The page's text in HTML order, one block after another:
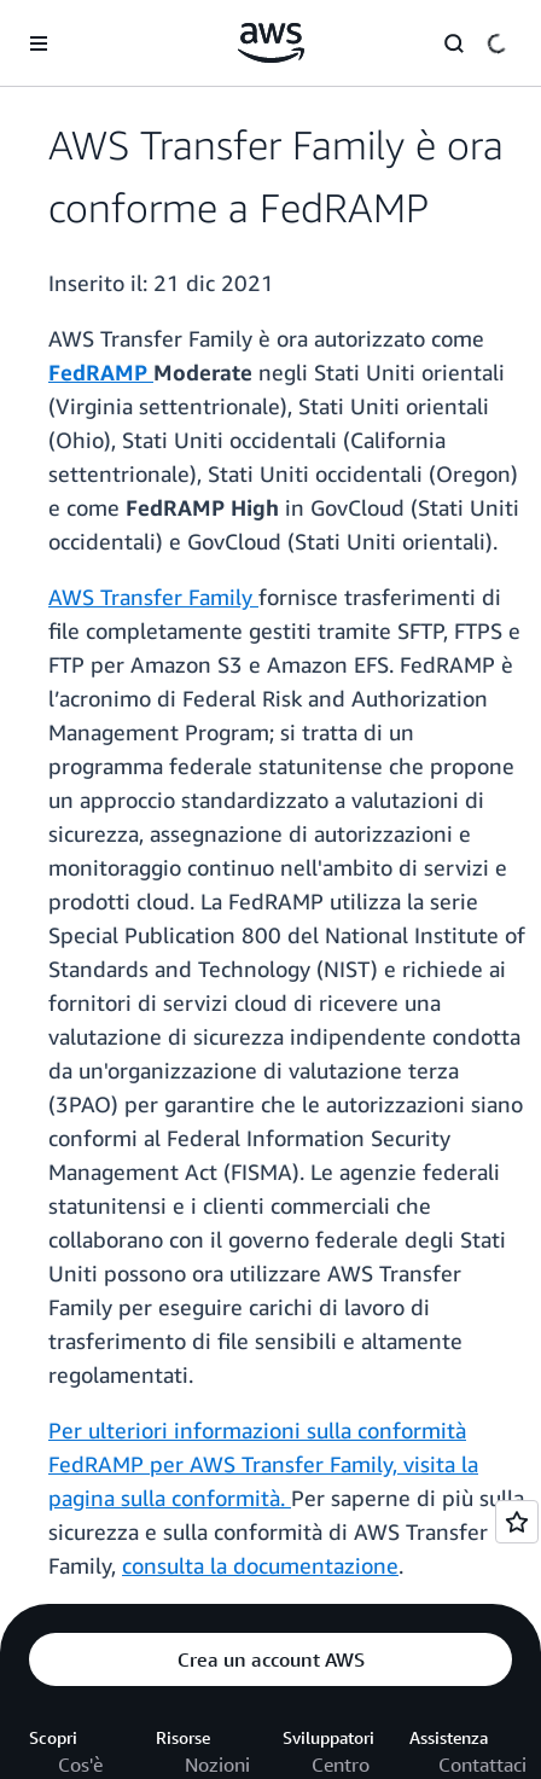
AWS Transfer Family è ora
conforme a FedRAMP
Inserito il: 21 dic 2021
AWS Transfer Family è ora autorizzato come
FedRAMP Moderate negli Stati Uniti orientali
(Virginia settentrionale), Stati Uniti orientali
(Ohio), Stati Uniti occidentali (California
settentrionale), Stati Uniti occidentali (Oregon)
e come FedRAMP High in GovCloud (Stati Uniti
occidentali) e GovCloud (Stati Uniti orientali).
AWS Transfer Family fornisce trasferimenti di
file completamente gestiti tramite SFTP, FTPS e
FTP per Amazon S3 e Amazon EFS. FedRAMP è
l’acronimo di Federal Risk and Authorization
Management Program; si tratta di un
programma federale statunitense che propone
un approccio standardizzato a valutazioni di
sicurezza, assegnazione di autorizzazioni e
monitoraggio continuo nell'ambito di servizi e
prodotti cloud. La FedRAMP utilizza la serie
Special Publication 800 del National Institute of
Standards and Technology (NIST) e richiede ai
fornitori di servizi cloud di ricevere una
valutazione di sicurezza indipendente condotta
da un'organizzazione di valutazione terza
(3PAO) per garantire che le autorizzazioni siano
conformi al Federal Information Security
Management Act (FISMA). Le agenzie federali
statunitensi e i clienti commerciali che
collaborano con il governo federale degli Stati
Uniti possono ora utilizzare AWS Transfer
Family per eseguire carichi di lavoro di
trasferimento di file sensibili e altamente
regolamentati.
Per ulteriori informazioni sulla conformità
FedRAMP per AWS Transfer Family, visita la
pagina sulla conformità. Per saperne di più sulla
sicurezza e sulla conformità di AWS Transfer
Family, consulta la documentazione.
Crea un account AWS
Scopri
Cos'è
Risorse
Nozioni
Sviluppatori
Centro
Assistenza
Contattaci